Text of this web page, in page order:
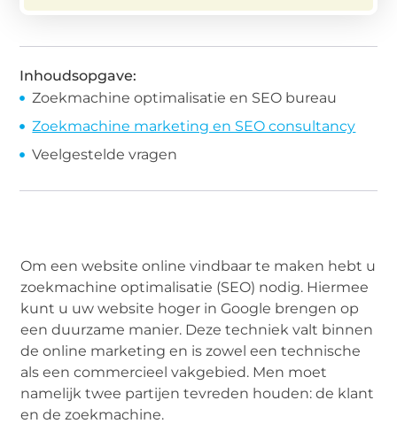
Inhoudsopgave:
Zoekmachine optimalisatie en SEO bureau
Zoekmachine marketing en SEO consultancy
Veelgestelde vragen
Om een website online vindbaar te maken hebt u
zoekmachine optimalisatie (SEO) nodig. Hiermee
kunt u uw website hoger in Google brengen op
een duurzame manier. Deze techniek valt binnen
de online marketing en is zowel een technische
als een commercieel vakgebied. Men moet
namelijk twee partijen tevreden houden: de klant
en de zoekmachine.